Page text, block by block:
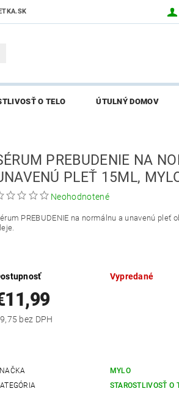
O TELO ÚTULNÝ DOMOV
PREBUDENIE NA
PLEŤ 15ML,
Neohodnotené
PREBUDENIE na normálnu a unavenú pleť
Vypredané
€9,75 bez DPH
MYLO
STAROSTLIVOSŤ O